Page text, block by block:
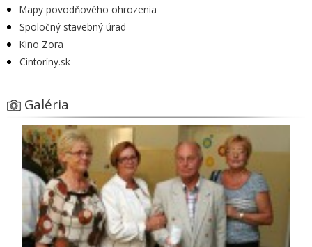
Mapy povodňového ohrozenia
Spoločný stavebný úrad
Kino Zora
Cintoríny.sk
Galéria